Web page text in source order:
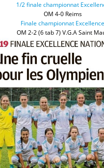
1/2 finale championnat
OM 4-0 Reims
Finale championnat Excellence
OM 2-2 (6 tab 7) V.G.A Saint